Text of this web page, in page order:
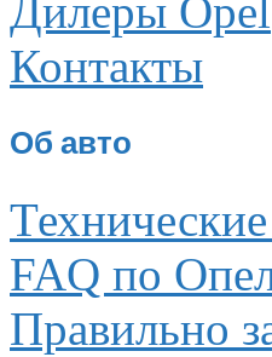
Дилеры Opel
Контакты
Об авто
FAQ по
Правильно